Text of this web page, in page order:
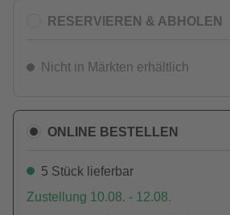
RESERVIEREN & ABHOLEN
Nicht in Märkten erhältlich
ONLINE BESTELLEN
5 Stück lieferbar
Zustellung 10.08. - 12.08.